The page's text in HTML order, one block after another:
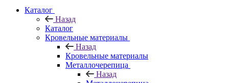
Каталог
Назад
Каталог
Кровельные материалы
Назад
Кровельные материалы
Металлочерепица
Назад